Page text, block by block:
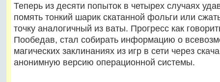
Теперь из десяти попыток в четырех случаях
помять тонкий шарик скатанной фольги или
точку аналогичный из ваты. Прогресс как
Пообедав, стал собирать информацию о
магических заклинаниях из игр в сети через
анонимную версию операционной системы.